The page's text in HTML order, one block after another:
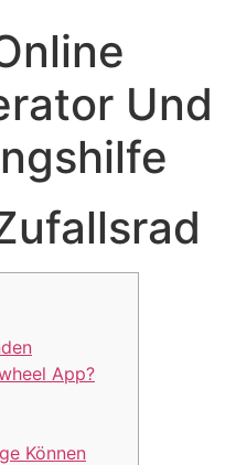
Und
App?
Können